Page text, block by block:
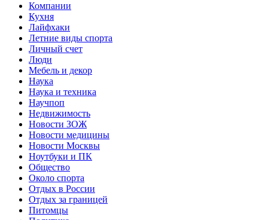
Компании
Кухня
Лайфхаки
Летние виды спорта
Личный счет
Люди
Мебель и декор
Наука
Наука и техника
Научпоп
Недвижимость
Новости ЗОЖ
Новости медицины
Новости Москвы
Ноутбуки и ПК
Общество
Около спорта
Отдых в России
Отдых за границей
Питомцы